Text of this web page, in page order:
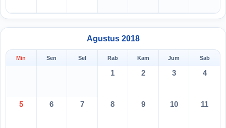
Agustus 2018
Min Sen Sel Rab Kam Jum Sab
1 2 3 4
5 6 7 8 9 10 11